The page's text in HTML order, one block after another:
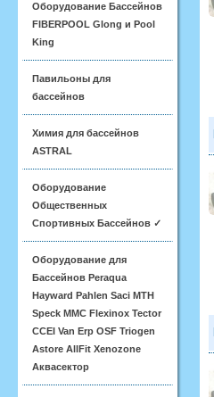
Оборудование Бассейнов
FIBERPOOL Glong и Pool
King
Павильоны для
бассейнов
Химия для бассейнов
ASTRAL
Оборудование
Общественных
Спортивных Бассейнов ✓
Оборудование для
Бассейнов Peraqua
Hayward Pahlen Saci MTH
Speck MMC Flexinox Tector
CCEI Van Erp OSF Triogen
Astore AllFit Xenozone
Аквасектор